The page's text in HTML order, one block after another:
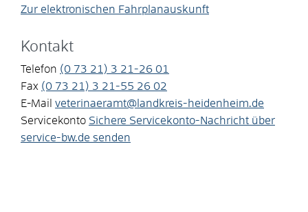
Zur elektronischen Fahrplanauskunft
Kontakt
Telefon (0 73 21) 3 21-26 01
Fax (0 73 21) 3 21-55 26 02
E-Mail veterinaeramt@landkreis-heidenheim.de
Servicekonto Sichere Servicekonto-Nachricht über
service-bw.de senden